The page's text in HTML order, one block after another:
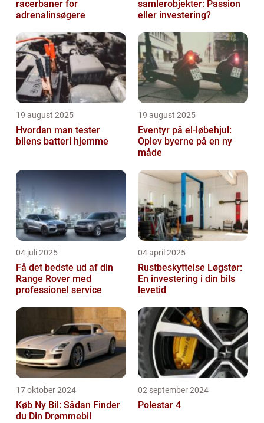
racerbaner for
adrenalinsøgere
samlerobjekter: Passion
eller investering?
19 august 2025
Hvordan man tester
bilens batteri hjemme
19 august 2025
Eventyr på el-løbehjul:
Oplev byerne på en ny
måde
04 juli 2025
Få det bedste ud af din
Range Rover med
professionel service
04 april 2025
Rustbeskyttelse Løgstør:
En investering i din bils
levetid
17 oktober 2024
Køb Ny Bil: Sådan Finder
du Din Drømmebil
02 september 2024
Polestar 4